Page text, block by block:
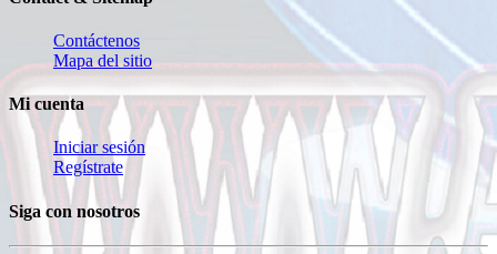
Contáctenos
Mapa del sitio
Mi cuenta
Iniciar sesión
Regístrate
Siga con nosotros